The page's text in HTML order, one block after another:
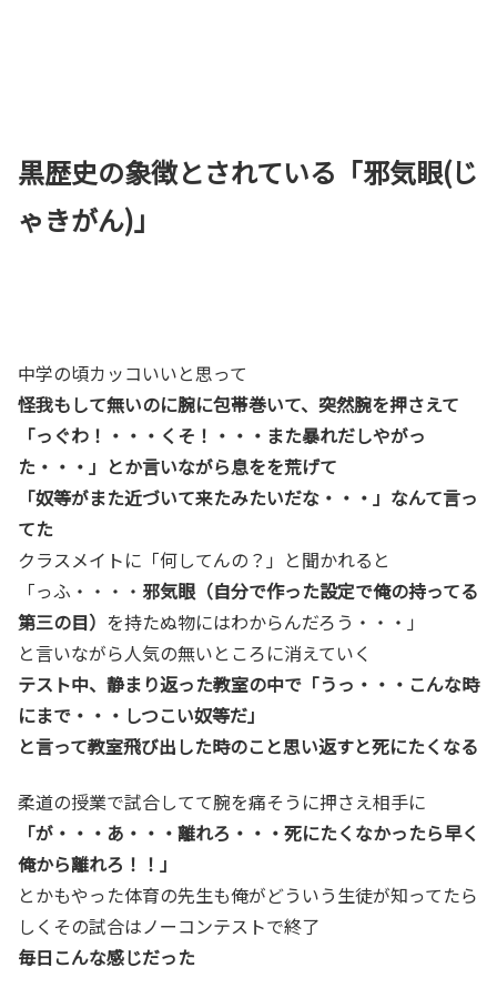
黒歴史の象徴とされている「邪気眼(じ
ゃきがん)」
中学の頃カッコいいと思って
怪我もして無いのに腕に包帯巻いて、突然腕を押さえて
「っぐわ！・・・くそ！・・・また暴れだしやがっ
た・・・」とか言いながら息をを荒げて
「奴等がまた近づいて来たみたいだな・・・」なんて言っ
てた
クラスメイトに「何してんの？」と聞かれると
「っふ・・・・ 邪気眼（自分で作った設定で俺の持ってる
第三の目） を持たぬ物にはわからんだろう・・・」
と言いながら人気の無いところに消えていく
テスト中、静まり返った教室の中で「うっ・・・こんな時
にまで・・・しつこい奴等だ」
と言って教室飛び出した時のこと思い返すと死にたくなる
柔道の授業で試合してて腕を痛そうに押さえ相手に
「が・・・あ・・・離れろ・・・死にたくなかったら早く
俺から離れろ！！」
とかもやった体育の先生も俺がどういう生徒が知ってたら
しくその試合はノーコンテストで終了
毎日こんな感じだった